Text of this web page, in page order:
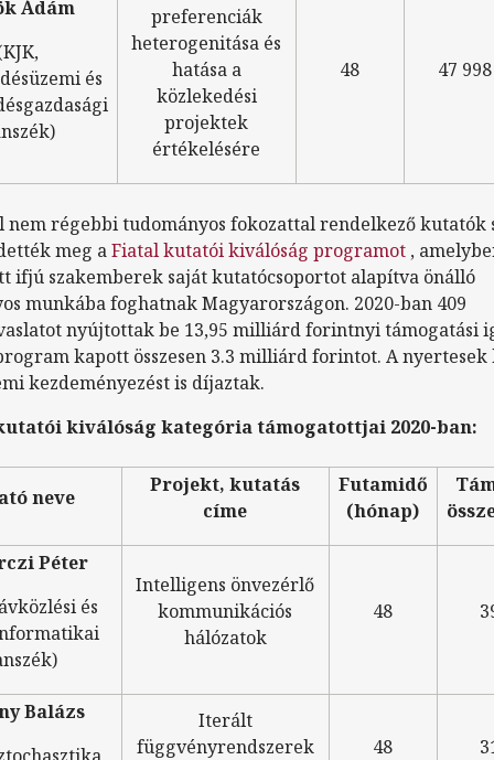
Ádám
és
preferenciák
heterogenitása és
hatása a
közlekedési
projektek
értékelésére
48 47 998
nem régebbi tudományos fokozattal rendelkező kutatók
meg aFiatal kutatói kiválóság programot,
ifjú szakemberek saját kutatócsoportot alapítva önálló
munkába foghatnak Magyarországon. 2020-ban 409
nyújtottak be 13,95 milliárd forintnyi támogatási
kapott összesen 3.3 milliárd forintot. A nyertesek
kezdeményezést is díjaztak.
kiválóság kategória támogatottjai 2020-ban:
neve
Projekt, kutatás
címe
Futamidő
(hónap)
Péter
és
Intelligens önvezérlő
kommunikációs
hálózatok
48
Balázs
Iterált
függvényrendszerek
48